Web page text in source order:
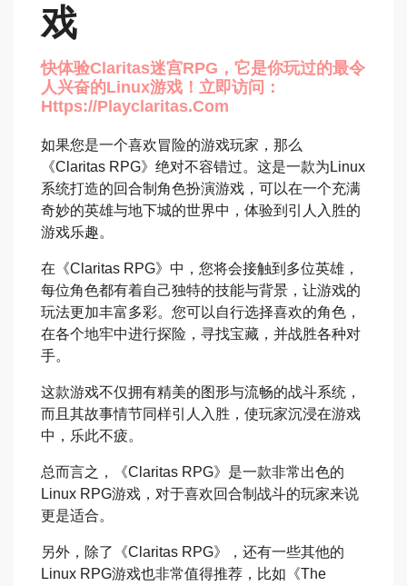
戏
快体验Claritas迷宫RPG，它是你玩过的最令
人兴奋的Linux游戏！立即访问：
Https://playclaritas.com
如果您是一个喜欢冒险的游戏玩家，那么
《Claritas RPG》绝对不容错过。这是一款为Linux
系统打造的回合制角色扮演游戏，可以在一个充满
奇妙的英雄与地下城的世界中，体验到引人入胜的
游戏乐趣。
在《Claritas RPG》中，您将会接触到多位英雄，
每位角色都有着自己独特的技能与背景，让游戏的
玩法更加丰富多彩。您可以自行选择喜欢的角色，
在各个地牢中进行探险，寻找宝藏，并战胜各种对
手。
这款游戏不仅拥有精美的图形与流畅的战斗系统，
而且其故事情节同样引人入胜，使玩家沉浸在游戏
中，乐此不疲。
总而言之，《Claritas RPG》是一款非常出色的
Linux RPG游戏，对于喜欢回合制战斗的玩家来说
更是适合。
另外，除了《Claritas RPG》，还有一些其他的
Linux RPG游戏也非常值得推荐，比如《The